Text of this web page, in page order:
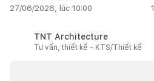
27/06/2026, lúc 10:00 1
TNT Architecture
Tư vấn, thiết kế - KTS/Thiết kế